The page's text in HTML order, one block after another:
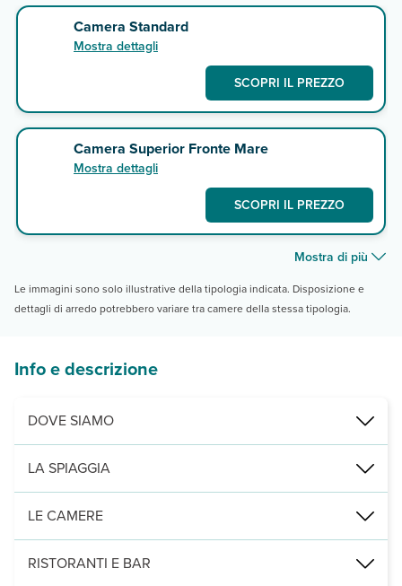
Camera Standard
Mostra dettagli
SCOPRI IL PREZZO
Camera Superior Fronte Mare
Mostra dettagli
SCOPRI IL PREZZO
Mostra di più
Le immagini sono solo illustrative della tipologia indicata. Disposizione e
dettagli di arredo potrebbero variare tra camere della stessa tipologia.
Info e descrizione
DOVE SIAMO
Senigallia, fronte mare, 500 m dal centro, 700 dalla stazione di
LA SPIAGGIA
di sabbia. Servizio spiaggia con 1 ombrellone e 2 sdraio o
LE CAMERE
58, con servizi privati con asciugacapelli, cassetta di sicurezza,
RISTORANTI E BAR